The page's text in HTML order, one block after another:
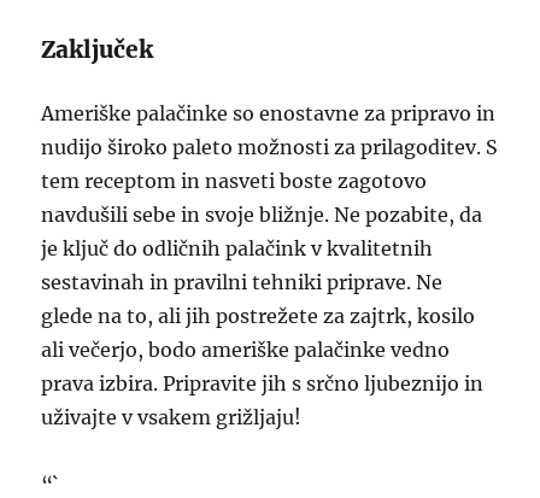
Zaključek
Ameriške palačinke so enostavne za pripravo in
nudijo široko paleto možnosti za prilagoditev. S
tem receptom in nasveti boste zagotovo
navdušili sebe in svoje bližnje. Ne pozabite, da
je ključ do odličnih palačink v kvalitetnih
sestavinah in pravilni tehniki priprave. Ne
glede na to, ali jih postrežete za zajtrk, kosilo
ali večerjo, bodo ameriške palačinke vedno
prava izbira. Pripravite jih s srčno ljubeznijo in
uživajte v vsakem grižljaju!
“`